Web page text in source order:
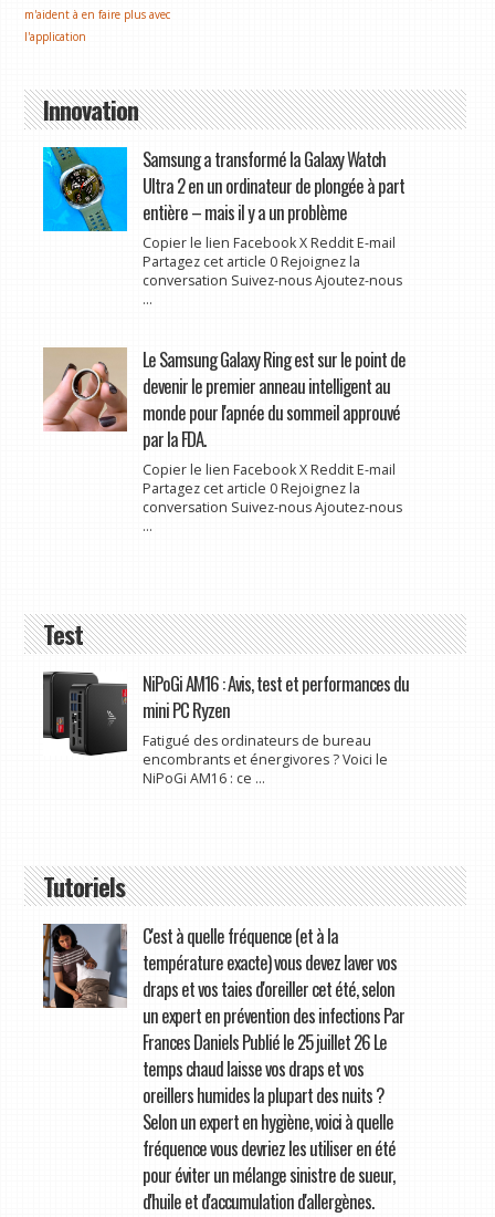
m'aident à en faire plus avec
l'application
Innovation
Samsung a transformé la Galaxy Watch
Ultra 2 en un ordinateur de plongée à part
entière – mais il y a un problème
Copier le lien Facebook X Reddit E-mail
Partagez cet article 0 Rejoignez la
conversation Suivez-nous Ajoutez-nous
...
Le Samsung Galaxy Ring est sur le point de
devenir le premier anneau intelligent au
monde pour l'apnée du sommeil approuvé
par la FDA.
Copier le lien Facebook X Reddit E-mail
Partagez cet article 0 Rejoignez la
conversation Suivez-nous Ajoutez-nous
...
Test
NiPoGi AM16 : Avis, test et performances du
mini PC Ryzen
Fatigué des ordinateurs de bureau
encombrants et énergivores ? Voici le
NiPoGi AM16 : ce ...
Tutoriels
C'est à quelle fréquence (et à la
température exacte) vous devez laver vos
draps et vos taies d'oreiller cet été, selon
un expert en prévention des infections Par
Frances Daniels Publié le 25 juillet 26 Le
temps chaud laisse vos draps et vos
oreillers humides la plupart des nuits ?
Selon un expert en hygiène, voici à quelle
fréquence vous devriez les utiliser en été
pour éviter un mélange sinistre de sueur,
d'huile et d'accumulation d'allergènes.